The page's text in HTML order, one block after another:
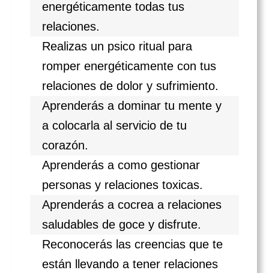
energéticamente todas tus
relaciones.
Realizas un psico ritual para
romper energéticamente con tus
relaciones de dolor y sufrimiento.
Aprenderás a dominar tu mente y
a colocarla al servicio de tu
corazón.
Aprenderás a como gestionar
personas y relaciones toxicas.
Aprenderás a cocrea a relaciones
saludables de goce y disfrute.
Reconocerás las creencias que te
están llevando a tener relaciones